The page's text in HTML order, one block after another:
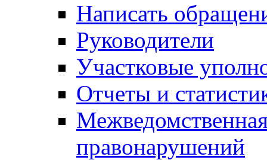
Написать
Руководители
Участковые
Отчеты и
правонарушений